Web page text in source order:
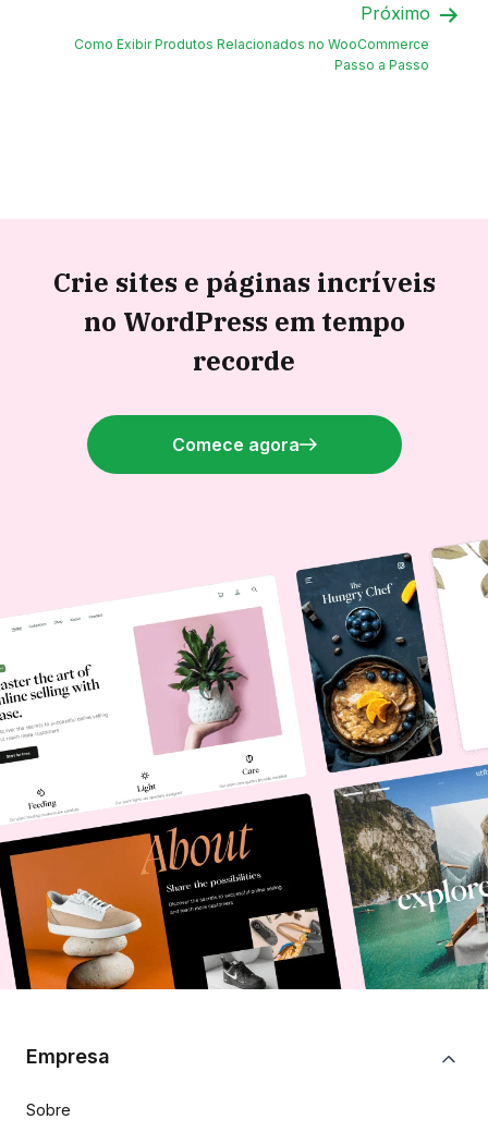
Próximo
Como Exibir Produtos Relacionados no WooCommerce
Passo a Passo
Crie sites e páginas incríveis
no WordPress em tempo
recorde
Comece agora
Empresa
Sobre